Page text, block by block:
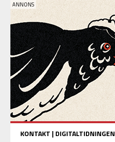
KONTAKT | DIGITALTIDNINGEN